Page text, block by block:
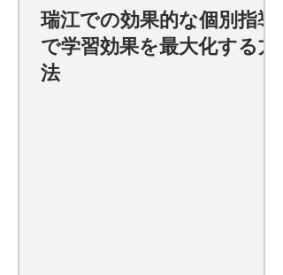
瑞江での効果的な個別指導
で学習効果を最大化する方
法